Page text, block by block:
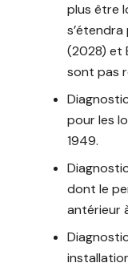
plus être
(2028) et
sont pas
pour les
1949.
dont le
antérieur